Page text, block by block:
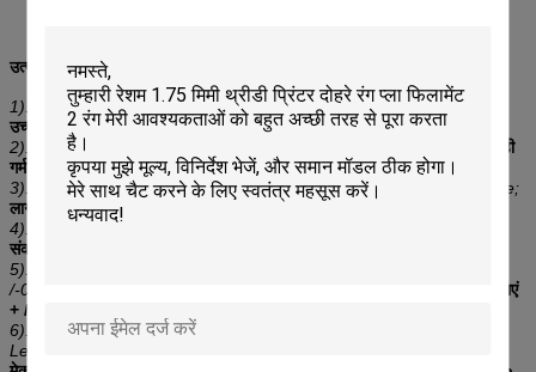
उत्पाद सुविधा
1). Good toughness,High strength, High stiffness अच्छा क्रूरता,
उच्च शक्ति, उच्च कठोरता
2).
No block nozzle, Good stick hot bed
कोई ब्लॉक नोजल, अच्छा छड़ी
गर्म बिस्तर
3).
Cost-effective can be processed in wide range temperature;
लागत प्रभावी को विस्तृत श्रृंखला के तापमान में संसाधित किया जा सकता है;
4).
Low shrinkage, thermoforming dimensional stability
संकोचन, थर्मोफॉर्मिंग आयामी स्थिरता
5).
/-0.1mm,roundness +/-0.05mm;
सटीक व्यास: ३.० / १.mm५ मिमी, विविधताएं
+ / १.१.१ मिमी चौड़ाई + +- ०.०५ मिमी;
6).
Suitable for a variety of 3D printer, Makerbot, UP, Cubify,
Leapfrog, Reprap, Ultimaker, Mendel, Prusa, Huxley etc.